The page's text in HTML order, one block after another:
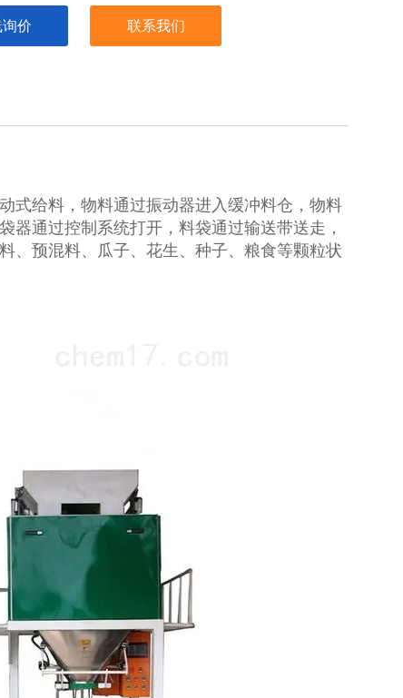
价 联系我们
式给料，物料通过振动器进入缓冲料仓，物料
器通过控制系统打开，料袋通过输送带送走，
、预混料、瓜子、花生、种子、粮食等颗粒状